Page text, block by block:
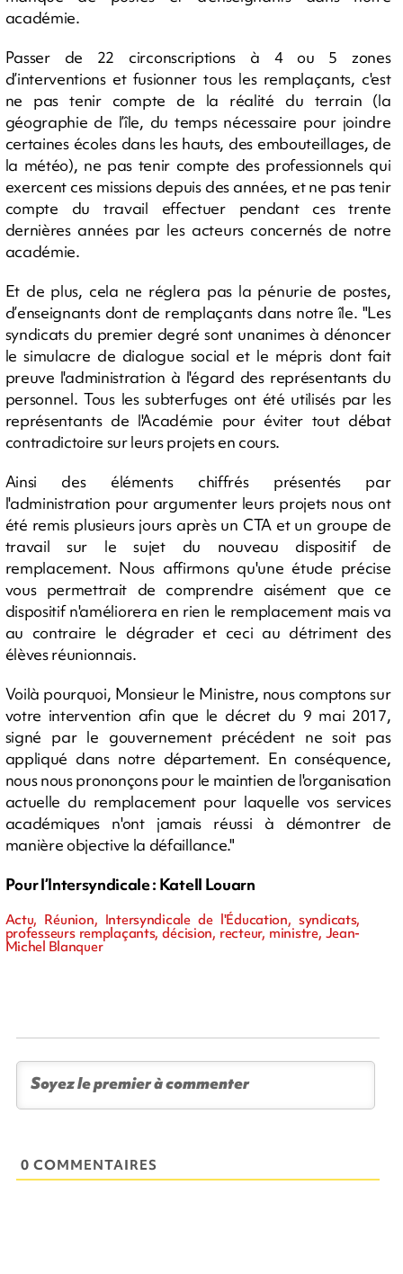
académie.
Passer de 22 circonscriptions à 4 ou 5 zones
d’interventions et fusionner tous les remplaçants, c'est
ne pas tenir compte de la réalité du terrain (la
géographie de l’île, du temps nécessaire pour joindre
certaines écoles dans les hauts, des embouteillages, de
la météo), ne pas tenir compte des professionnels qui
exercent ces missions depuis des années, et ne pas tenir
compte du travail effectuer pendant ces trente
dernières années par les acteurs concernés de notre
académie.
Et de plus, cela ne réglera pas la pénurie de postes,
d’enseignants dont de remplaçants dans notre île. "Les
syndicats du premier degré sont unanimes à dénoncer
le simulacre de dialogue social et le mépris dont fait
preuve l'administration à l'égard des représentants du
personnel. Tous les subterfuges ont été utilisés par les
représentants de l'Académie pour éviter tout débat
contradictoire sur leurs projets en cours.
Ainsi des éléments chiffrés présentés par
l'administration pour argumenter leurs projets nous ont
été remis plusieurs jours après un CTA et un groupe de
travail sur le sujet du nouveau dispositif de
remplacement. Nous affirmons qu'une étude précise
vous permettrait de comprendre aisément que ce
dispositif n'améliorera en rien le remplacement mais va
au contraire le dégrader et ceci au détriment des
élèves réunionnais.
Voilà pourquoi, Monsieur le Ministre, nous comptons sur
votre intervention afin que le décret du 9 mai 2017,
signé par le gouvernement précédent ne soit pas
appliqué dans notre département. En conséquence,
nous nous prononçons pour le maintien de l'organisation
actuelle du remplacement pour laquelle vos services
académiques n'ont jamais réussi à démontrer de
manière objective la défaillance."
Pour l’Intersyndicale : Katell Louarn
Actu, Réunion, Intersyndicale de l'Éducation, syndicats,
professeurs remplaçants, décision, recteur, ministre, Jean-
Michel Blanquer
0 COMMENTAIRES